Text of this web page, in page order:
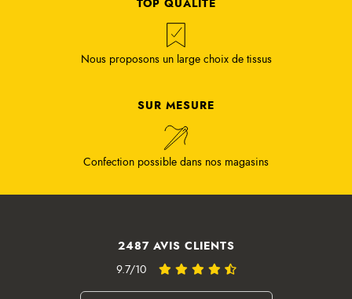
TOP QUALITÉ
Nous proposons un large choix de tissus
SUR MESURE
Confection possible dans nos magasins
2487 AVIS CLIENTS
9.7/10